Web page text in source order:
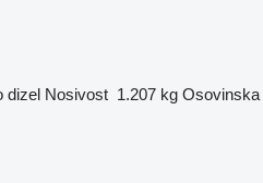
dizel Nosivost 1.207 kg Osovinska